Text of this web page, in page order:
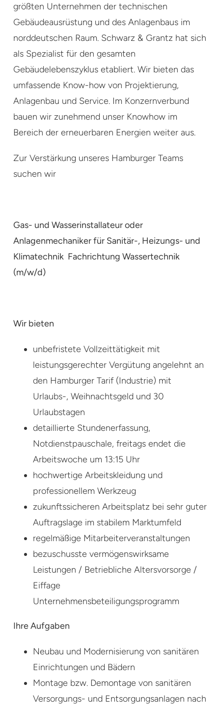
größten Unternehmen der technischen
Gebäudeausrüstung und des Anlagenbaus im
norddeutschen Raum. Schwarz & Grantz hat sich
als Spezialist für den gesamten
Gebäudelebenszyklus etabliert. Wir bieten das
umfassende Know-how von Projektierung,
Anlagenbau und Service. Im Konzernverbund
bauen wir zunehmend unser Knowhow im
Bereich der erneuerbaren Energien weiter aus.
Zur Verstärkung unseres Hamburger Teams
suchen wir
Gas- und Wasserinstallateur oder
Anlagenmechaniker für Sanitär-, Heizungs- und
Klimatechnik Fachrichtung Wassertechnik
(m/w/d)
Wir bieten
unbefristete Vollzeittätigkeit mit
leistungsgerechter Vergütung angelehnt an
den Hamburger Tarif (Industrie) mit
Urlaubs-, Weihnachtsgeld und 30
Urlaubstagen
detaillierte Stundenerfassung,
Notdienstpauschale, freitags endet die
Arbeitswoche um 13:15 Uhr
hochwertige Arbeitskleidung und
professionellem Werkzeug
zukunftssicheren Arbeitsplatz bei sehr guter
Auftragslage im stabilem Marktumfeld
regelmäßige Mitarbeiterveranstaltungen
bezuschusste vermögenswirksame
Leistungen / Betriebliche Altersvorsorge /
Eiffage
Unternehmensbeteiligungsprogramm
Ihre Aufgaben
Neubau und Modernisierung von sanitären
Einrichtungen und Bädern
Montage bzw. Demontage von sanitären
Versorgungs- und Entsorgungsanlagen nach